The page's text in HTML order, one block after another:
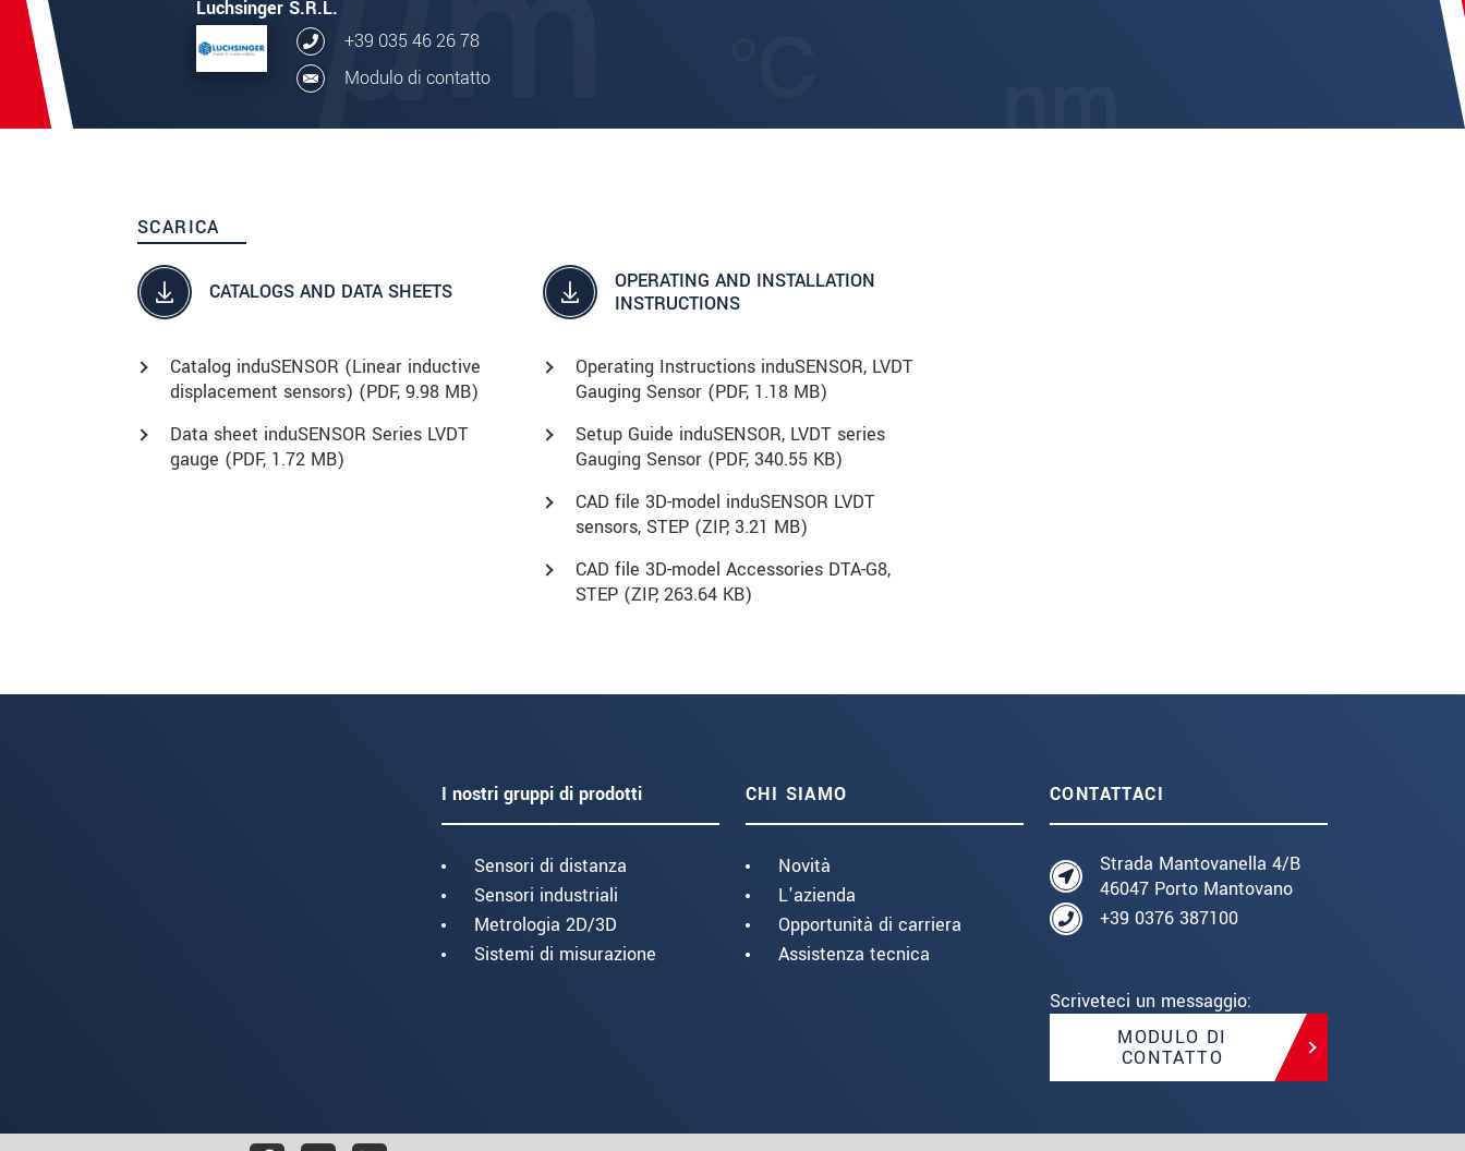
Luchsinger S.R.L.
+39 035 46 26 78
Modulo di contatto
SCARICA
CATALOGS AND DATA SHEETS
Catalog induSENSOR (Linear inductive
displacement sensors) (PDF, 9.98 MB)
Data sheet induSENSOR Series LVDT
gauge (PDF, 1.72 MB)
OPERATING AND INSTALLATION
INSTRUCTIONS
Operating Instructions induSENSOR, LVDT
Gauging Sensor (PDF, 1.18 MB)
Setup Guide induSENSOR, LVDT series
Gauging Sensor (PDF, 340.55 KB)
CAD file 3D-model induSENSOR LVDT
sensors, STEP (ZIP, 3.21 MB)
CAD file 3D-model Accessories DTA-G8,
STEP (ZIP, 263.64 KB)
I nostri gruppi di prodotti
Sensori di distanza
Sensori industriali
Metrologia 2D/3D
Sistemi di misurazione
CHI SIAMO
Novità
L'azienda
Opportunità di carriera
Assistenza tecnica
CONTATTACI
Strada Mantovanella 4/B
46047 Porto Mantovano
+39 0376 387100
Scriveteci un messaggio:
MODULO DI
CONTATTO